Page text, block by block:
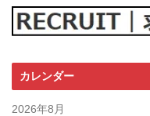
カレンダー
2026年8月